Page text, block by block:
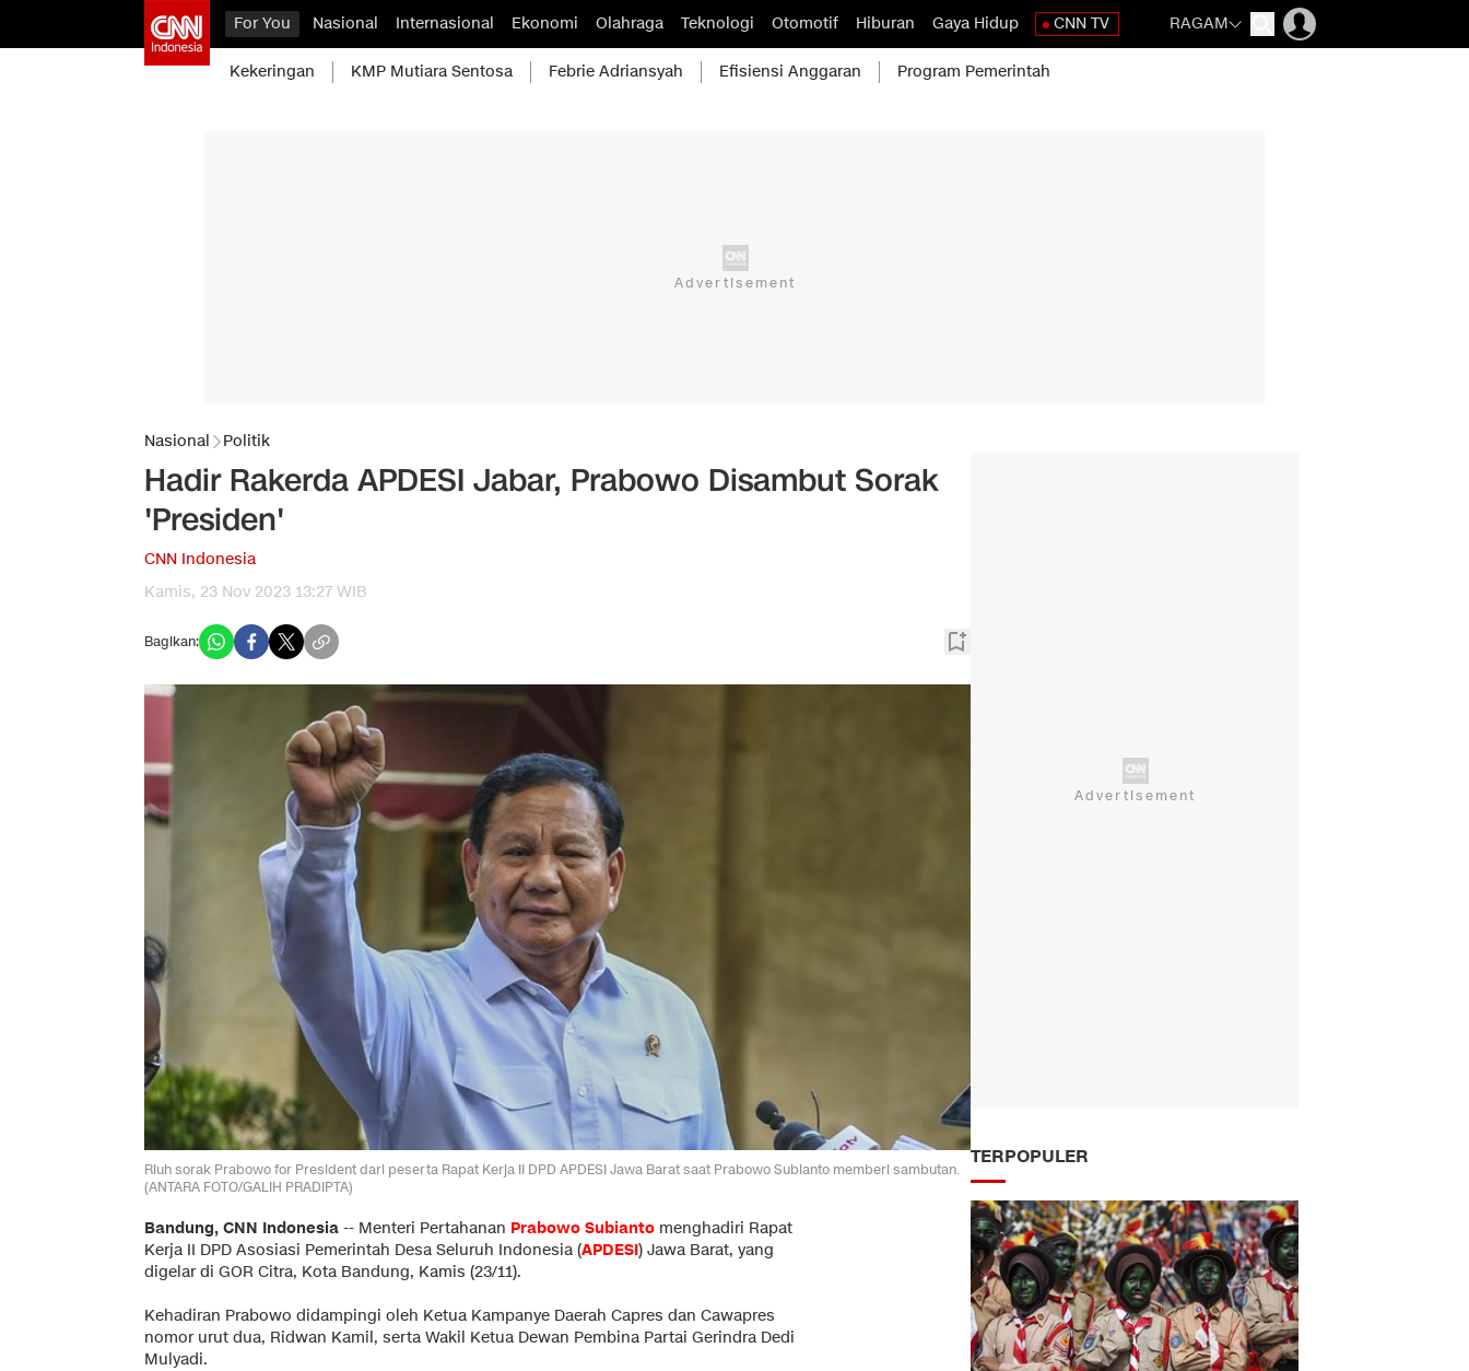
For You Nasional Internasional Ekonomi Olahraga Teknologi Otomotif Hiburan Gaya Hidup CNN TV RAGAM
Kekeringan KMP Mutiara Sentosa Febrie Adriansyah Efisiensi Anggaran Program Pemerintah
Nasional Politik
Hadir Rakerda APDESI Jabar, Prabowo Disambut Sorak
'Presiden'
CNN Indonesia
Kamis, 23 Nov 2023 13:27 WIB
Bagikan:
Riuh sorak Prabowo for President dari peserta Rapat Kerja II DPD APDESI Jawa Barat saat Prabowo Subianto memberi sambutan.
(ANTARA FOTO/GALIH PRADIPTA)
Bandung, CNN Indonesia -- Menteri Pertahanan Prabowo Subianto menghadiri Rapat
Kerja II DPD Asosiasi Pemerintah Desa Seluruh Indonesia (APDESI) Jawa Barat, yang
digelar di GOR Citra, Kota Bandung, Kamis (23/11).
Kehadiran Prabowo didampingi oleh Ketua Kampanye Daerah Capres dan Cawapres
nomor urut dua, Ridwan Kamil, serta Wakil Ketua Dewan Pembina Partai Gerindra Dedi
Mulyadi.
TERPOPULER